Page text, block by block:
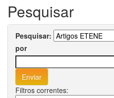
Pesquisar
Pesquisar:
por
Filtros correntes: